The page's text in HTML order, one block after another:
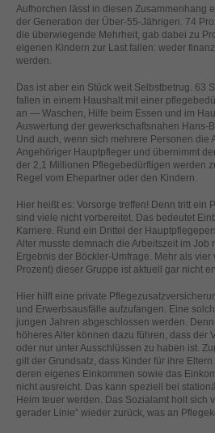
Aufhorchen lässt in diesen Zusammenhang
der Generation der Über-55-Jährigen. 74
die überwiegende Mehrheit, gab dabei zu
eigenen Kindern zur Last fallen: weder
werden.
Das ist aber ein Stück weit Selbstbetrug. 63
fallen in einem Haushalt mit einer
an — Waschen, Hilfe beim Essen und im
Auswertung der gewerkschaftsnahen Hans-
Und auch, wenn sich mehrere Personen die
Angehöriger Hauptpfleger und übernimmt
der 2,1 Millionen Pflegebedürftigen werden
Regel vom Ehepartner oder den Kindern.
Hier heißt es: Vorsorge treffen! Denn tritt ein
sind viele nicht vorbereitet. Das bedeutet
Karriere. Rund ein Drittel der
Alter musste demnach die Arbeitszeit im Job
Ergebnis der Böckler-Umfrage. Mehr als
Prozent) dieser Gruppe ist aktuell gar nicht
Hier hilft eine private
und Erwerbsausfälle aufzufangen. Eine
jungen Jahren abgeschlossen werden.
höheres Alter können dazu führen, dass der
oder nur unter Ausschlüssen zu haben ist.
gilt der Grundsatz, dass Kinder für ihre
deren eigenes Einkommen sowie das
nicht ausreicht. Das kann speziell bei
Heim teuer werden. Das Sozialamt holt sich
gerader Linie“ wieder zurück, was an
helfen, diese Website und Ihre
Personenbezogene Daten können
Adressen), z. B. für personalisierte
Anzeigen- und Inhaltsmessung.
Datenschutzerklärung.
Hier finden Sie eine Übersicht über alle
können Ihre Einwilligung zu ganzen
weitere Informationen anzeigen lassen
Cookies auswählen.
Alle akzeptieren
Zurück Nur essenzielle
Datenschutzeinstellungen
Essenziell (1)
Essenzielle Cookies ermöglichen
die einwandfreie Funktion der Website
Cookie-Informationen
Externe Medien (2)
Inhalte von Videoplattformen und Social-
standardmäßig blockiert. Wenn Cookies von
werden, bedarf der Zugriff auf diese Inhalte
mehr.